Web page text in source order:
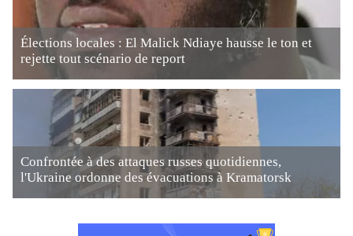
Élections locales : El Malick Ndiaye hausse le ton et
rejette tout scénario de report
Confrontée à des attaques russes quotidiennes,
l'Ukraine ordonne des évacuations à Kramatorsk